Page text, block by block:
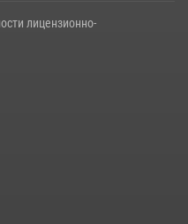
лицензионно-